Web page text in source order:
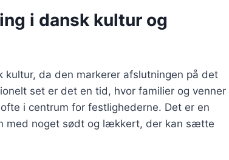
i dansk kultur og
da den markerer afslutningen på det
set er det en tid, hvor familier og venner
i centrum for festlighederne. Det er en
med noget sødt og lækkert, der kan sætte